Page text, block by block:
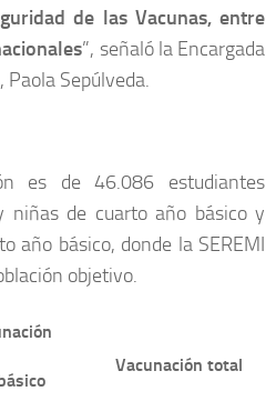
de las Vacunas, entre
”, señaló la Encargada
Sepúlveda.
es de 46.086 estudiantes
niñas de cuarto año básico y
año básico, donde la SEREMI
objetivo.
Vacunación total